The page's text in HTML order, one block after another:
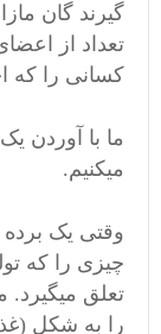
گیرند گان
تعداد از
کسانی را که
ما با آوردن
میکنیم.
وقتی یک برده
چیزی را که
تعلق میگیرد.
را به شکل